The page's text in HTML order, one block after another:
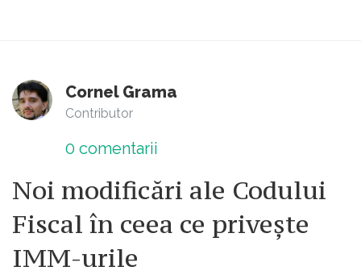
Cornel Grama
Contributor
0 comentarii
Noi modificări ale Codului
Fiscal în ceea ce privește
IMM-urile